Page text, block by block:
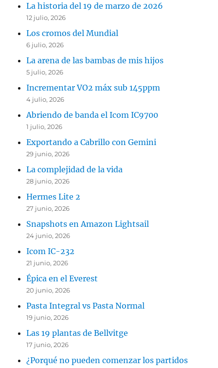
La historia del 19 de marzo de 2026
12 julio, 2026
Los cromos del Mundial
6 julio, 2026
La arena de las bambas de mis hijos
5 julio, 2026
Incrementar VO2 máx sub 145ppm
4 julio, 2026
Abriendo de banda el Icom IC9700
1 julio, 2026
Exportando a Cabrillo con Gemini
29 junio, 2026
La complejidad de la vida
28 junio, 2026
Hermes Lite 2
27 junio, 2026
Snapshots en Amazon Lightsail
24 junio, 2026
Icom IC-232
21 junio, 2026
Épica en el Everest
20 junio, 2026
Pasta Integral vs Pasta Normal
19 junio, 2026
Las 19 plantas de Bellvitge
17 junio, 2026
¿Porqué no pueden comenzar los partidos